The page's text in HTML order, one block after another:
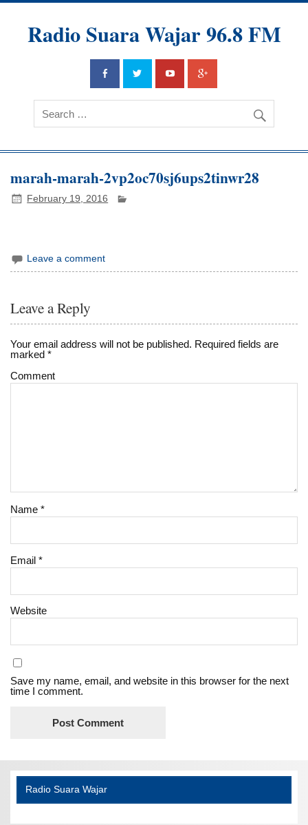
Radio Suara Wajar 96.8 FM
marah-marah-2vp2oc70sj6ups2tinwr28
February 19, 2016
Leave a comment
Leave a Reply
Your email address will not be published. Required fields are
marked*
Comment
Name*
Email*
Website
Save my name, email, and website in this browser for the next
time I comment.
Radio Suara Wajar